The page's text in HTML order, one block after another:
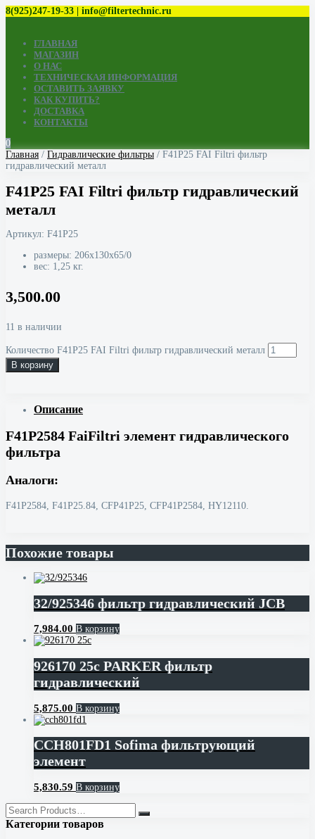
8(925)247-19-33 | info@filtertechnic.ru
ГЛАВНАЯ
МАГАЗИН
О НАС
ТЕХНИЧЕСКАЯ ИНФОРМАЦИЯ
ОСТАВИТЬ ЗАЯВКУ
КАК КУПИТЬ?
ДОСТАВКА
КОНТАКТЫ
0
Главная / Гидравлические фильтры / F41P25 FAI Filtri фильтр
гидравлический металл
F41P25 FAI Filtri фильтр гидравлический
металл
Артикул: F41P25
размеры: 206x130x65/0
вес: 1,25 кг.
3,500.00
11 в наличии
Количество F41P25 FAI Filtri фильтр гидравлический металл
В корзину
Описание
F41P2584 FaiFiltri элемент гидравлического
фильтра
Аналоги:
F41P2584, F41P25.84, CFP41P25, CFP41P2584, HY12110.
Похожие товары
32/925346 фильтр гидравлический JCB
7,984.00 В корзину
926170 25c PARKER фильтр
гидравлический
5,875.00 В корзину
CCH801FD1 Sofima фильтрующий
элемент
5,830.59 В корзину
Категории товаров